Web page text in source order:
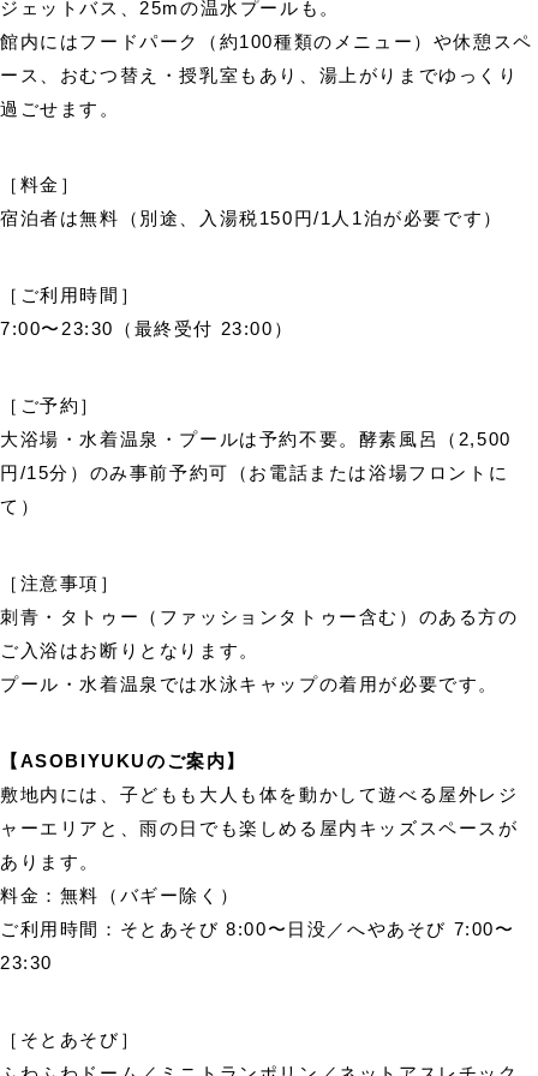
ジェットバス、25mの温水プールも。
館内にはフードパーク（約100種類のメニュー）や休憩スペ
ース、おむつ替え・授乳室もあり、湯上がりまでゆっくり
過ごせます。
［料金］
宿泊者は無料（別途、入湯税150円/1人1泊が必要です）
［ご利用時間］
7:00〜23:30（最終受付 23:00）
［ご予約］
大浴場・水着温泉・プールは予約不要。酵素風呂（2,500
円/15分）のみ事前予約可（お電話または浴場フロントに
て）
［注意事項］
刺青・タトゥー（ファッションタトゥー含む）のある方の
ご入浴はお断りとなります。
プール・水着温泉では水泳キャップの着用が必要です。
【ASOBIYUKUのご案内】
敷地内には、子どもも大人も体を動かして遊べる屋外レジ
ャーエリアと、雨の日でも楽しめる屋内キッズスペースが
あります。
料金：無料（バギー除く）
ご利用時間：そとあそび 8:00〜日没／へやあそび 7:00〜
23:30
［そとあそび］